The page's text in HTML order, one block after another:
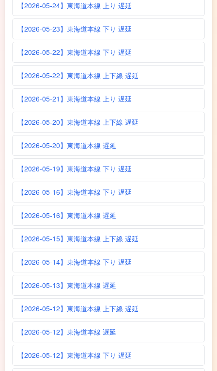
【2026-05-24】東海道本線 上り 遅延
【2026-05-23】東海道本線 下り 遅延
【2026-05-22】東海道本線 下り 遅延
【2026-05-22】東海道本線 上下線 遅延
【2026-05-21】東海道本線 上り 遅延
【2026-05-20】東海道本線 上下線 遅延
【2026-05-20】東海道本線 遅延
【2026-05-19】東海道本線 下り 遅延
【2026-05-16】東海道本線 下り 遅延
【2026-05-16】東海道本線 遅延
【2026-05-15】東海道本線 上下線 遅延
【2026-05-14】東海道本線 下り 遅延
【2026-05-13】東海道本線 遅延
【2026-05-12】東海道本線 上下線 遅延
【2026-05-12】東海道本線 遅延
【2026-05-12】東海道本線 下り 遅延